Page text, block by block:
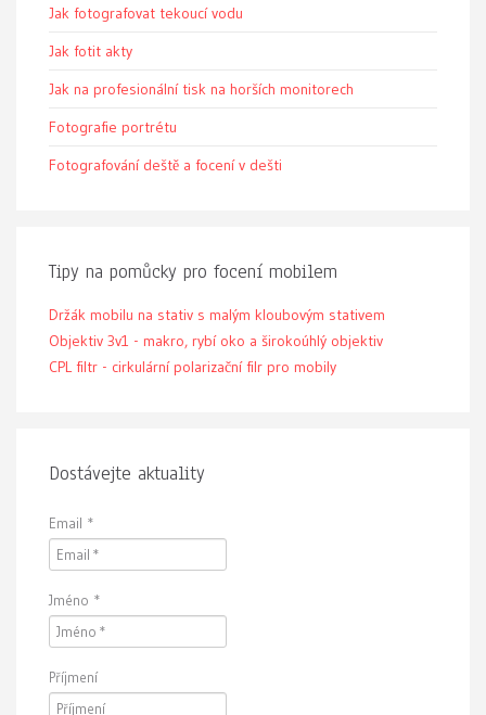
Jak fotografovat tekoucí vodu
Jak fotit akty
Jak na profesionální tisk na horších monitorech
Fotografie portrétu
Fotografování deště a focení v dešti
Tipy na pomůcky pro focení mobilem
Držák mobilu na stativ s malým kloubovým stativem
Objektiv 3v1 - makro, rybí oko a širokoúhlý objektiv
CPL filtr - cirkulární polarizační filr pro mobily
Dostávejte aktuality
Email *
Jméno *
Příjmení